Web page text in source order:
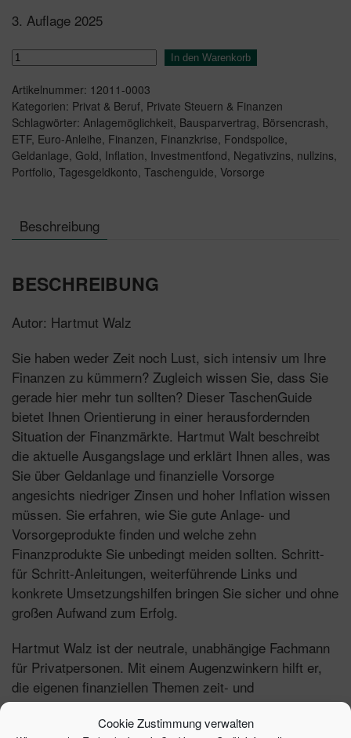
Cookie Zustimmung verwalten
3. Auflage 2025
Ihre
fest
im
Griff
Menge
In den Warenkorb
Artikelnummer: 12011-0003
Kategorien: Privat & Beruf Private Steuern & Finanzen
Schlagwörter: Anlagemöglichkeit Bausparvertrag Börsencrash
ETF, Euro-Anleihe Finanzen Finanzkrise Fondspolice
Geldanlage Gold Inflation Investmentfond Negativzins nullzins
Portfolio Tagesgeldkonto Taschenguide Vorsorge
Beschreibung
BESCHREIBUNG
Autor: Hartmut Walz
Sie haben weder Zeit noch Lust, sich intensiv um Ihre
Finanzen zu kümmern? Zugleich wissen Sie, dass Sie
gerade hier mehr tun sollten? Dieser TaschenGuide
bietet Ihnen Orientierung in einer herausfordernden
Situation der Finanzmärkte. Hartmut Walt beschreibt
die aktuelle Ausgangslage und erklärt Ihnen alles, was
Sie über Geldanlage und finanzielle Vorsorge
angesichts niedriger Zinsen und hoher Inflation wissen
müssen. Sie erfahren, wie Sie gute Anlage- und
Vorsorgeprodukte finden und welche zehn
Finanzprodukte Sie unbedingt meiden sollten. Schritt-
für Schritt-Anleitungen, weiterführende Links und
konkrete Umsetzungshilfen bringen Sie sicher und ohne
großen Aufwand zum Erfolg.
Hartmut Walz ist der neutrale, unabhängige Fachmann
für Privatpersonen. Mit einem Augenzwinkern hilft er,
die eigenen finanziellen Themen zeit- und
nervenschonend anzupacken. Prägnant, verständlich
und direkt umsetzbar.